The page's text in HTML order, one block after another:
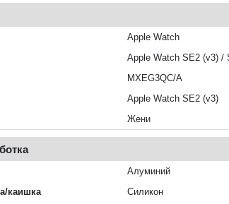
Apple Watch
Apple Watch SE2 (v3) /
MXEG3QC/A
Apple Watch SE2 (v3)
Жени
Алуминий
каишка
Силикон